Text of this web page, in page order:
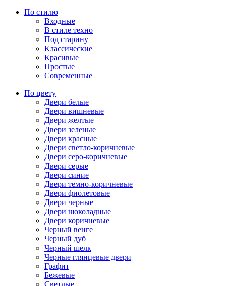
По стилю
Входные
В стиле техно
Под старину
Классические
Красивые
Простые
Современные
По цвету
Двери белые
Двери вишневые
Двери желтые
Двери зеленые
Двери красные
Двери светло-коричневые
Двери серо-коричневые
Двери серые
Двери синие
Двери темно-коричневые
Двери фиолетовые
Двери черные
Двери шоколадные
Двери коричневые
Черный венге
Черный дуб
Черный шелк
Черные глянцевые двери
Графит
Бежевые
Светлые